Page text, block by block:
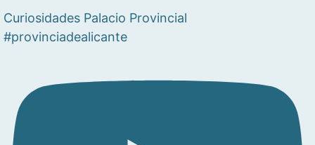
Curiosidades Palacio Provincial
#provinciadealicante